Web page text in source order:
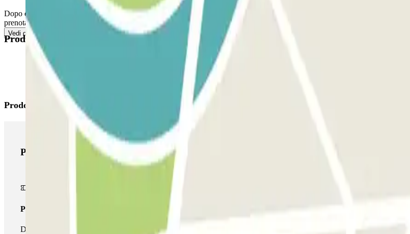
Dopo essere sceso dalla macchina, dirigiti alla cabina di controllo con la ricevuta di Parclick e il ticket che hai ritirato. Qui il
prenotazione e ti consegnerà la card che ti permette di effettuare entrate ed uscite multiple.
Vedi di più
Prodotti disponibili
Prodotti di Parclick
Prodotti di Parclick
Pass unico
Durante il tuo soggiorno potrai entrare e uscire dal parcheggio una sola volta